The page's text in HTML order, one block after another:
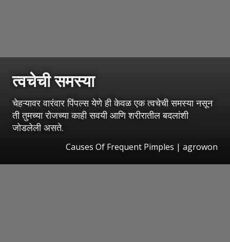
त्वचेची समस्या
चेहऱ्यावर वारंवार पिंपल्स येणे ही केवळ एक त्वचेची समस्या नसून
ती तुमच्या रोजच्या काही सवयी आणि शरीरातील बदलांशी
जोडलेली असते.
Causes Of Frequent Pimples | agrowon